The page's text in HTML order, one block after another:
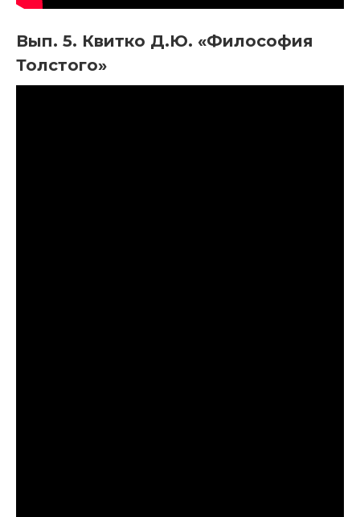
Вып. 5. Квитко Д.Ю. «Философия
Толстого»